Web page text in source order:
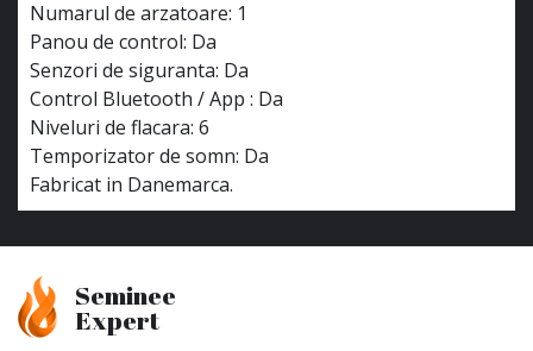
Numarul de arzatoare: 1
Panou de control: Da
Senzori de siguranta: Da
Control Bluetooth / App : Da
Niveluri de flacara: 6
Temporizator de somn: Da
Fabricat in Danemarca.
Seminee
Expert